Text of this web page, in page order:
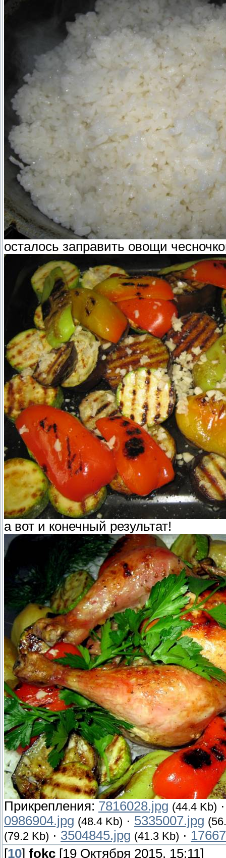
осталось заправить овощи
а вот и конечный результат!
Прикрепления: 7816028.jpg (44.4 Kb)
0986904.jpg (48.4 Kb) · 5335007.jpg
(79.2 Kb) · 3504845.jpg (41.3 Kb) ·
[10] fokc [19 Октября 2015, 15:11]